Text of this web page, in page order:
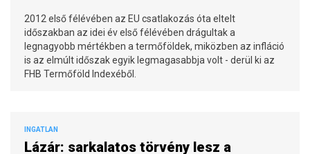
2012 első félévében az EU csatlakozás óta eltelt
időszakban az idei év első félévében drágultak a
legnagyobb mértékben a termőföldek, miközben az infláció
is az elmúlt időszak egyik legmagasabbja volt - derül ki az
FHB Termőföld Indexéből.
INGATLAN
Lázár: sarkalatos törvény lesz a